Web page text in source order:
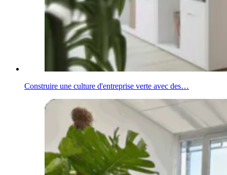
Construire une culture d'entreprise verte avec des…